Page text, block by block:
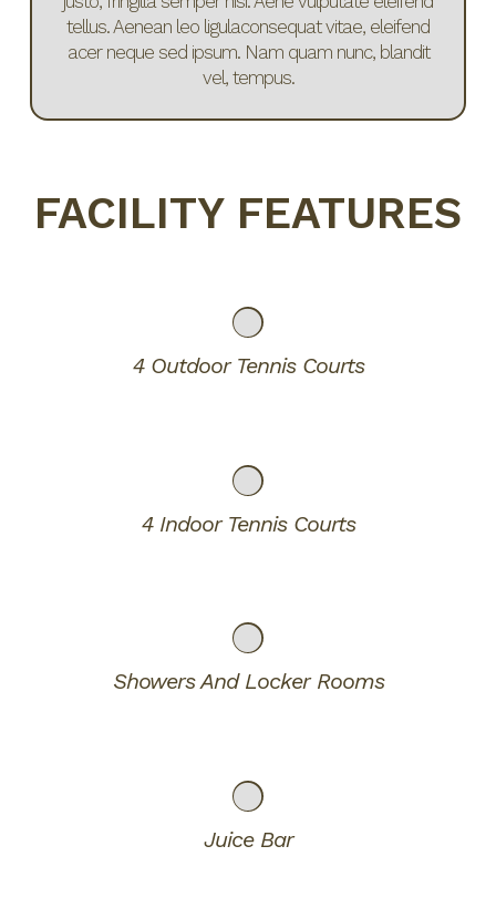
tellus. Aenean leo ligulaconsequat vitae, eleifend
acer neque sed ipsum. Nam quam nunc, blandit
vel, tempus.
FACILITY FEATURES
4 Outdoor Tennis Courts
4 Indoor Tennis Courts
Showers And Locker Rooms
Juice Bar